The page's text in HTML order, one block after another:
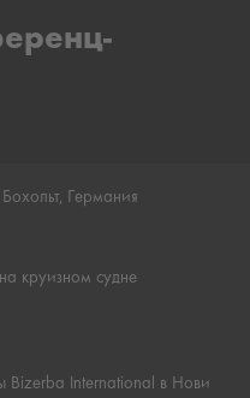
Бохольт, Германия
круизном судне
International в Нови